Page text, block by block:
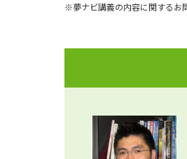
※夢ナビ講義の内容に関するお